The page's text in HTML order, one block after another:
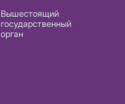
Вышестоящий
государственный
орган